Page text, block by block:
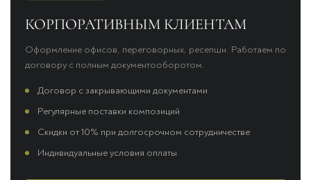
КОРПОРАТИВНЫМ КЛИЕНТАМ
Оформление офисов, переговорных, ресепшн. Работаем по
договору с полным документооборотом.
Договор с закрывающими документами
Регулярные поставки композиций
Скидки от 10% при долгосрочном сотрудничестве
Индивидуальные условия оплаты